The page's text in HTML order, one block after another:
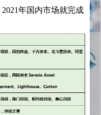
年国内市场就完成